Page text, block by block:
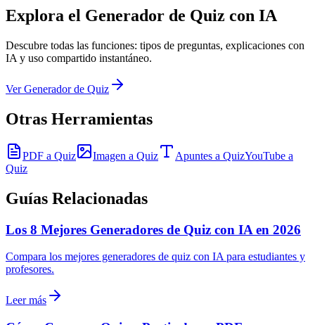
Explora el Generador de Quiz con IA
Descubre todas las funciones: tipos de preguntas, explicaciones con
IA y uso compartido instantáneo.
Ver Generador de Quiz
Otras Herramientas
PDF a Quiz Imagen a Quiz Apuntes a QuizYouTube a
Quiz
Guías Relacionadas
Los 8 Mejores Generadores de Quiz con IA en 2026
Compara los mejores generadores de quiz con IA para estudiantes y
profesores.
Leer más